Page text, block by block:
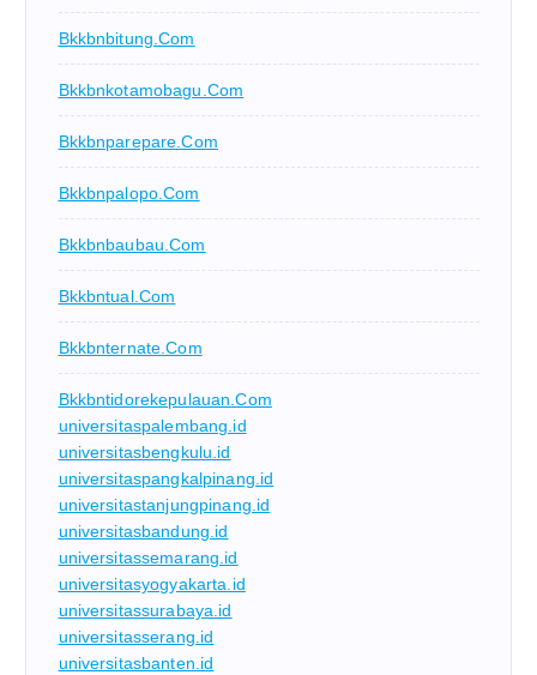
Bkkbnbitung.com
Bkkbnkotamobagu.com
Bkkbnparepare.com
Bkkbnpalopo.com
Bkkbnbaubau.com
Bkkbntual.com
Bkkbnternate.com
Bkkbntidorekepulauan.com
universitaspalembang.id
universitasbengkulu.id
universitaspangkalpinang.id
universitastanjungpinang.id
universitasbandung.id
universitassemarang.id
universitasyogyakarta.id
universitassurabaya.id
universitasserang.id
universitasbanten.id